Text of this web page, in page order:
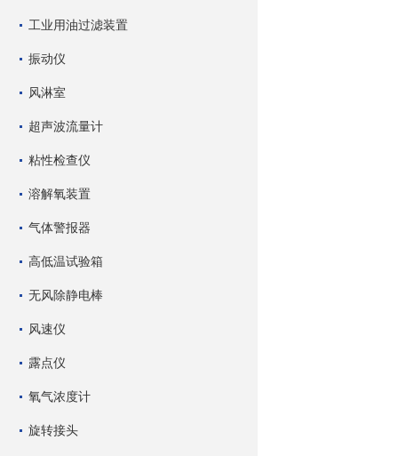
工业用油过滤装置
振动仪
风淋室
超声波流量计
粘性检查仪
溶解氧装置
气体警报器
高低温试验箱
无风除静电棒
风速仪
露点仪
氧气浓度计
旋转接头